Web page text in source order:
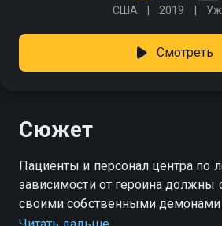
США 2019
Смотреть
Сюжет
Пациенты и персонал центра по
зависимости от героина должны
своими собственными демонами
убийцей, который начинает